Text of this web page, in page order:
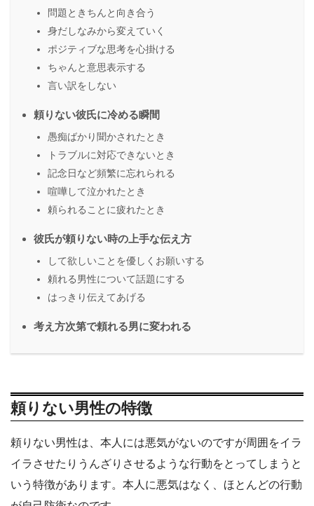
問題ときちんと向き合う
身だしなみから変えていく
ポジティブな思考を心掛ける
ちゃんと意思表示する
言い訳をしない
頼りない彼氏に冷める瞬間
愚痴ばかり聞かされたとき
トラブルに対応できないとき
記念日など頻繁に忘れられる
喧嘩して泣かれたとき
頼られることに疲れたとき
彼氏が頼りない時の上手な伝え方
して欲しいことを優しくお願いする
頼れる男性について話題にする
はっきり伝えてあげる
考え方次第で頼れる男に変われる
頼りない男性の特徴
頼りない男性は、本人には悪気がないのですが周囲をイラ
イラさせたりうんざりさせるような行動をとってしまうと
いう特徴があります。本人に悪気はなく、ほとんどの行動